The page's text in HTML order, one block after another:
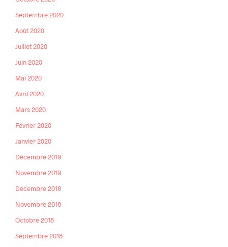
Septembre 2020
Août 2020
Juillet 2020
Juin 2020
Mai 2020
Avril 2020
Mars 2020
Février 2020
Janvier 2020
Décembre 2019
Novembre 2019
Décembre 2018
Novembre 2018
Octobre 2018
Septembre 2018